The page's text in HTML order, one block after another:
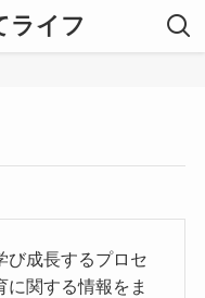
ライフ
び成長するプロセ
に関する情報をま